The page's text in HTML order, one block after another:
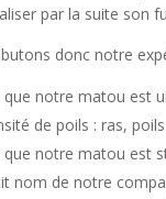
par la suite son
donc notre
que notre matou est
de poils : ras,
que notre matou est
nom de notre